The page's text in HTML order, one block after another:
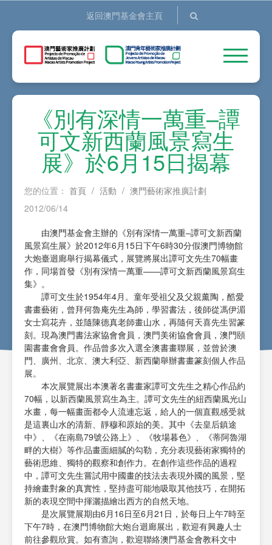
返回澳門基金會主頁
《別有深情一萬重–譚
可文新西蘭風景寫生
展》於6月15日揭幕
您的位置： 首頁 / 活動 / 澳門藝術家推廣計劃
2012/06/14
由澳門基金會主辦的《別有深情一萬重–譚可文新西蘭
風景寫生展》於2012年6月15日下午6時30分假澳門博物館
大炮臺迴廊舉行揭幕儀式，展覽將展出譚可文先生70幅畫
作，同場首發《別有深情一萬重——譚可文新西蘭風景寫生
集》。
譚可文生於1954年4月。童年受祖父及父親薰陶，酷愛
書畫藝術，曾拜何魯庵先生為師，學習書法，後師從馮伊湄
女士寫花卉，並隨陳德真老師畫山水，再隨何天喜先生習篆
刻。現為澳門書法家協會會員，澳門美術協會會員，澳門頤
園書畫會會員。作品曾多次入選全澳書畫聯展，並曾於澳
門、廣州、北京、澳大利亞、新西蘭舉辦書畫篆刻個人作品
展。
本次展覽展出本澳著名書畫家譚可文先生之精心作品約
70幅，以新西蘭風景寫生為主。譚可文先生的紐西蘭風光山
水畫，每一幅畫面都令人流連忘返，給人的一個直觀感受就
是這裏山水的清新、靜穆和原始的美。其中《去皇后鎮途
中》、《在南島79號公路上》、《牧場暮色》、《蒂阿魯湖
畔的大樹》等作品畫面細膩的勾勒，充分表現藝術家獨特的
藝術思維、獨特的觀察和創作力。在創作這些作品的過程
中，譚可文先生嘗試用中國畫的技法去表現外國的風景，堅
持繪畫對象的真實性，堅持盡可能地吸取其他技巧，在開拓
新的表現空間中揮灑描繪出西方的自然天地。
是次展覽展期由6月16日至6月21日，於每日上午7時至
下午7時，在澳門博物館大炮台迴廊展出，歡迎有興趣人士
前往參觀欣賞。如有查詢，歡迎聯絡澳門基金會教科文中